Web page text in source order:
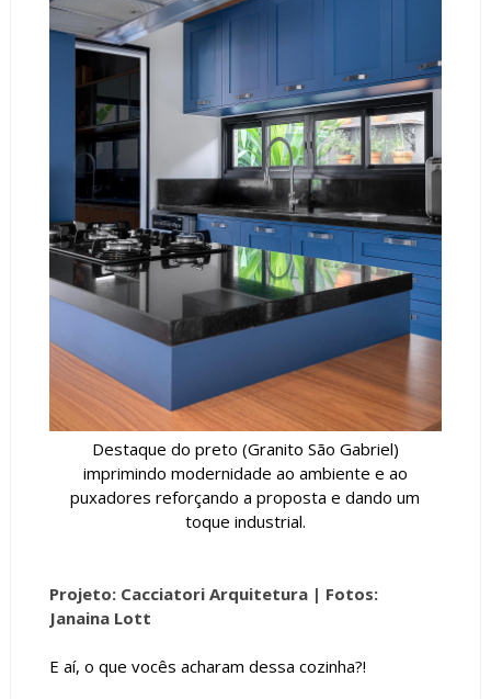
Destaque do preto (Granito São Gabriel)
imprimindo modernidade ao ambiente e ao
puxadores reforçando a proposta e dando um
toque industrial.
Projeto: Cacciatori Arquitetura | Fotos:
Janaina Lott
E aí, o que vocês acharam dessa cozinha?!